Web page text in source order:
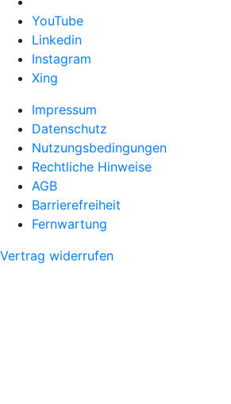
YouTube
Linkedin
Instagram
Xing
Impressum
Datenschutz
Nutzungsbedingungen
Rechtliche Hinweise
AGB
Barrierefreiheit
Fernwartung
Vertrag widerrufen